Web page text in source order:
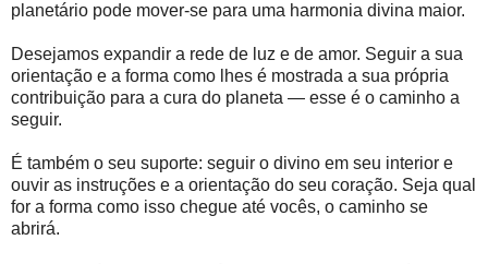
planetário pode mover-se para uma harmonia divina maior.
Desejamos expandir a rede de luz e de amor. Seguir a sua
orientação e a forma como lhes é mostrada a sua própria
contribuição para a cura do planeta — esse é o caminho a
seguir.
É também o seu suporte: seguir o divino em seu interior e
ouvir as instruções e a orientação do seu coração. Seja qual
for a forma como isso chegue até vocês, o caminho se
abrirá.